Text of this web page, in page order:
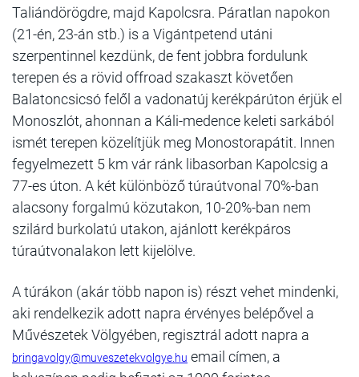
Taliándörögdre, majd Kapolcsra. Páratlan napokon
(21-én, 23-án stb.) is a Vigántpetend utáni
szerpentinnel kezdünk, de fent jobbra fordulunk
terepen és a rövid offroad szakaszt követően
Balatoncsicsó felől a vadonatúj kerékpárúton érjük el
Monoszlót, ahonnan a Káli-medence keleti sarkából
ismét terepen közelítjük meg Monostorapátit. Innen
fegyelmezett 5 km vár ránk libasorban Kapolcsig a
77-es úton. A két különböző túraútvonal 70%-ban
alacsony forgalmú közutakon, 10-20%-ban nem
szilárd burkolatú utakon, ajánlott kerékpáros
túraútvonalakon lett kijelölve.
A túrákon (akár több napon is) részt vehet mindenki,
aki rendelkezik adott napra érvényes belépővel a
Művészetek Völgyében, regisztrál adott napra a
bringavolgy@muveszetekvolgye.hu email címen, a